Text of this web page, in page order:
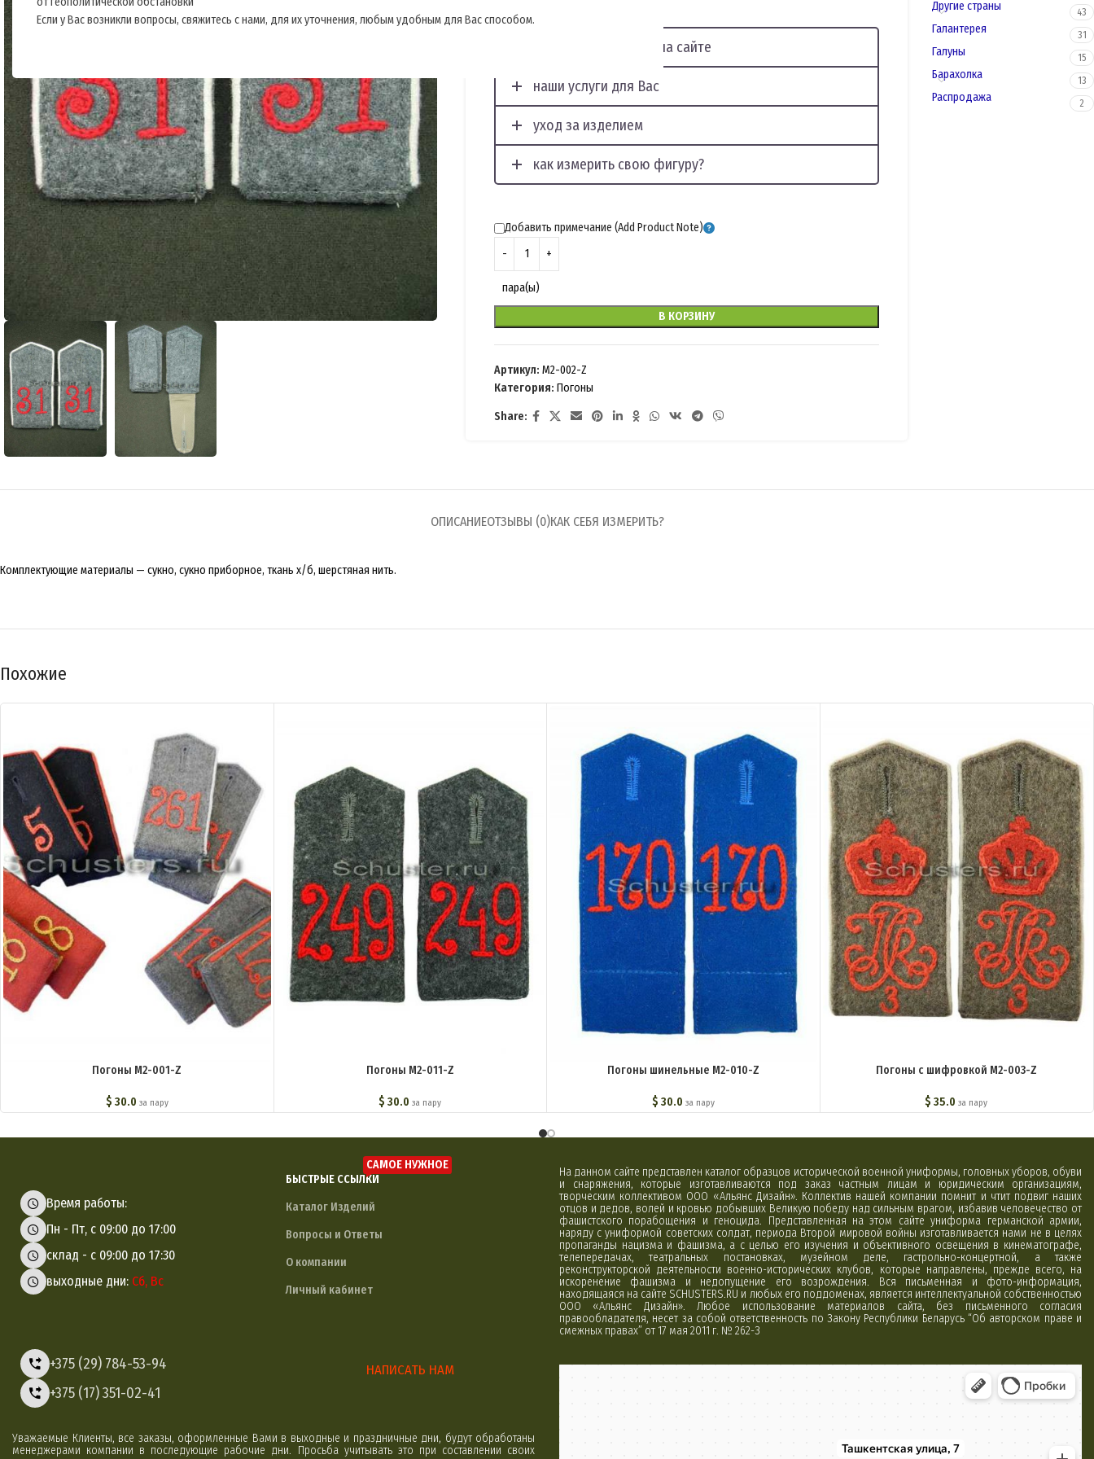
Если у Вас возникли вопросы, свяжитесь с нами, для их уточнения, любым удобным для Вас способом.
отображение фото на сайте
наши услуги для Вас
уход за изделием
как измерить свою фигуру?
Добавить примечание (Add Product Note)
пара(ы)
В КОРЗИНУ
Артикул:M2-002-Z
Категория: Погоны
Share:
Другие страны 43
Галантерея 31
Галуны 15
Барахолка 13
Распродажа 2
ОПИСАНИЕОТЗЫВЫ (0)КАК СЕБЯ ИЗМЕРИТЬ?
Комплектующие материалы — сукно, сукно приборное, ткань х/б, шерстяная нить.
Похожие
Погоны M2-001-Z
$ 30.0 за пару
Погоны M2-011-Z
$ 30.0 за пару
Погоны шинельные M2-010-Z
$ 30.0 за пару
Погоны с шифровкой M2-003-Z
$ 35.0 за пару
Время работы:
Пн - Пт, с 09:00 до 17:00
склад - с 09:00 до 17:30
выходные дни: Сб, Вс
+375 (29) 784-53-94
+375 (17) 351-02-41
БЫСТРЫЕ ССЫЛКИ
САМОЕ НУЖНОЕ
Каталог Изделий
Вопросы и Ответы
О компании
Личный кабинет
НАПИСАТЬ НАМ
Уважаемые Клиенты, все заказы, оформленные Вами в выходные и праздничные дни, будут обработаны
менеджерами компании в последующие рабочие дни. Просьба учитывать это при составлении своих
На данном сайте представлен каталог образцов исторической военной униформы, головных уборов, обуви
и снаряжения, которые изготавливаются под заказ частным лицам и юридическим организациям,
творческим коллективом ООО «Альянс Дизайн». Коллектив нашей компании помнит и чтит подвиг наших
отцов и дедов, волей и кровью добывших Великую победу над сильным врагом, избавив человечество от
фашистского порабощения и геноцида. Представленная на этом сайте униформа германской армии,
наряду с униформой советских солдат, периода Второй мировой войны изготавливается нами не в целях
пропаганды нацизма и фашизма, а с целью его изучения и объективного освещения в кинематографе,
телепередачах, театральных постановках, музейном деле, гастрольно-концертной, а также
реконструкторской деятельности военно-исторических клубов, которые направлены, прежде всего, на
искоренение фашизма и недопущение его возрождения. Вся письменная и фото-информация,
находящаяся на сайте SCHUSTERS.RU и любых его поддоменах, является интеллектуальной собственностью
ООО «Альянс Дизайн». Любое использование материалов сайта, без письменного согласия
правообладателя, несет за собой ответственность по Закону Республики Беларусь “Об авторском праве и
смежных правах” от 17 мая 2011 г. № 262-З